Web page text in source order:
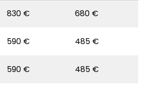
830 €
680 €
590 €
485 €
590 €
485 €